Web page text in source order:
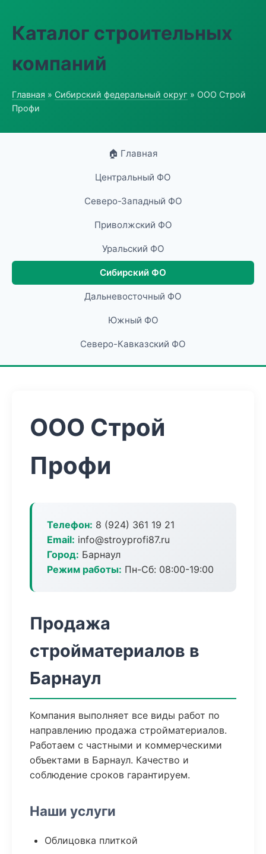
Каталог строительных
компаний
Главная » Сибирский федеральный округ » ООО Строй
Профи
🏠 Главная
Центральный ФО
Северо-Западный ФО
Приволжский ФО
Уральский ФО
Сибирский ФО
Дальневосточный ФО
Южный ФО
Северо-Кавказский ФО
ООО Строй
Профи
Телефон: 8 (924) 361 19 21
Email: info@stroyprofi87.ru
Город: Барнаул
Режим работы: Пн-Сб: 08:00-19:00
Продажа
стройматериалов в
Барнаул
Компания выполняет все виды работ по
направлению продажа стройматериалов.
Работаем с частными и коммерческими
объектами в Барнаул. Качество и
соблюдение сроков гарантируем.
Наши услуги
Облицовка плиткой